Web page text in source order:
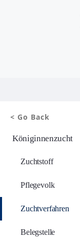
< Go Back
Königinnenzucht
Zuchtstoff
Pflegevolk
Zuchtverfahren
Belegstelle